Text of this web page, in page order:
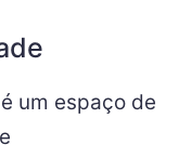
um espaço de